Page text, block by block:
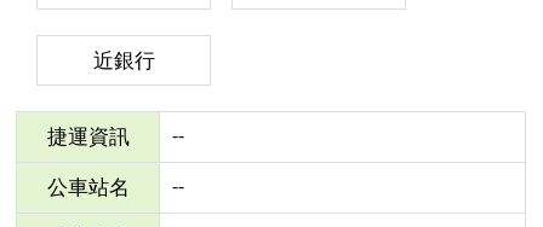
近銀行
捷運資訊 --
公車站名 --